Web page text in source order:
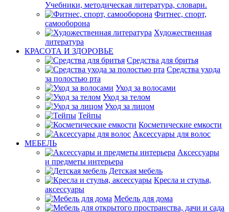
Учебники, методическая литература, словари.
Фитнес, спорт,
самооборона
Художественная
литература
КРАСОТА И ЗДОРОВЬЕ
Средства для бритья
Средства ухода
за полостью рта
Уход за волосами
Уход за телом
Уход за лицом
Тейпы
Косметические емкости
Аксессуары для волос
МЕБЕЛЬ
Аксессуары
и предметы интерьера
Детская мебель
Кресла и стулья,
аксессуары
Мебель для дома